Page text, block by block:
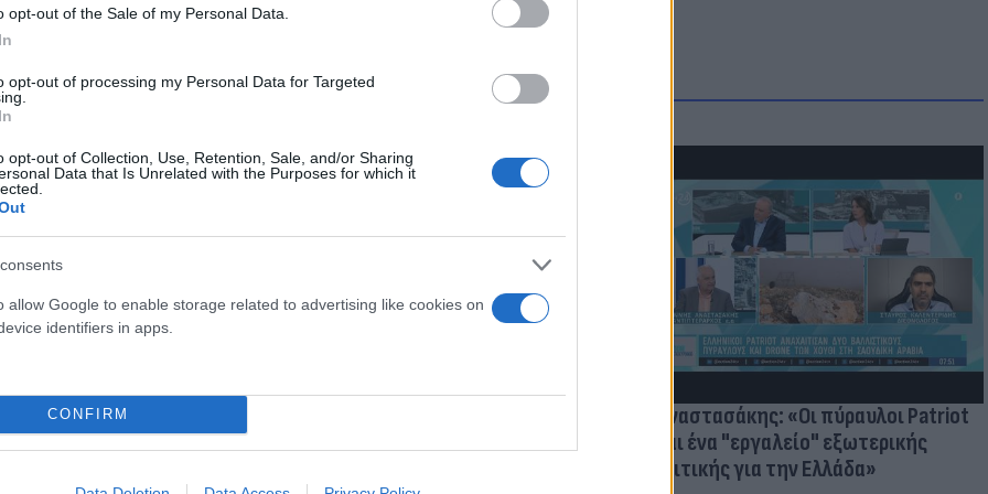
opt-out of the Sale of my Personal Data.
opt-out of processing my Personal Data for Targeted
opt-out of Collection, Use, Retention, Sale, and/or Sharing
Data that Is Unrelated with the Purposes for which it
allow Google to enable storage related to advertising like cookies on
identifiers in apps.
CONFIRM
για Κωνσταντέλια
Καλοκαιρινές διακοπές: Γιατί ο
ελεύθερος χρόνος είναι απαραίτητος
για την ψυχική υγεία των παιδιών
Γ. Αναστασάκης: «Οι πύραυλοι Patriot
είναι ένα "εργαλείο" εξωτερικής
πολιτικής για την Ελλάδα»